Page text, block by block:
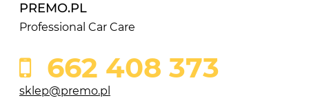
PREMO.PL
Professional Car Care
662 408 373
sklep@premo.pl